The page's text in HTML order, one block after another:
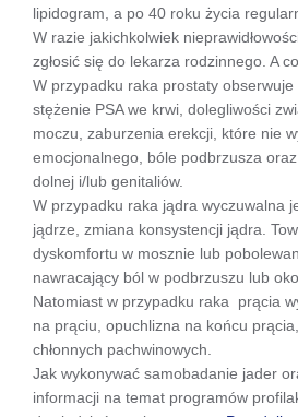
lipidogram, a po 40 roku życia
W razie jakichkolwiek
zgłosić się do lekarza rodzinnego. A
W przypadku raka prostaty obserwuje
stężenie PSA we krwi, dolegliwości
moczu, zaburzenia erekcji, które nie
emocjonalnego, bóle podbrzusza
dolnej i/lub genitaliów.
W przypadku raka jądra wyczuwalna
jądrze, zmiana konsystencji jądra.
dyskomfortu w mosznie lub
nawracający ból w podbrzuszu lub
Natomiast w przypadku raka prącia
na prąciu, opuchlizna na końcu
chłonnych pachwinowych.
Jak wykonywać samobadanie jader
informacji na temat programów